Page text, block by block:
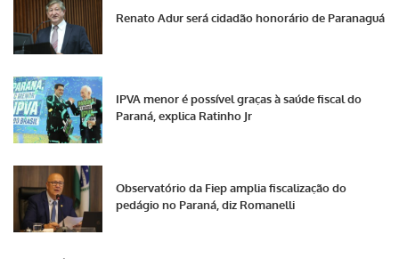
Renato Adur será cidadão honorário de Paranaguá
IPVA menor é possível graças à saúde fiscal do
Paraná, explica Ratinho Jr
Observatório da Fiep amplia fiscalização do
pedágio no Paraná, diz Romanelli